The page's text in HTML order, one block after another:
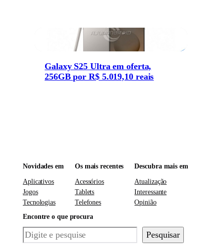
Galaxy S25 Ultra em oferta,
256GB por R$ 5.019,10 reais
Novidades em
Aplicativos
Jogos
Tecnologias
Os mais recentes
Acessórios
Tablets
Telefones
Descubra mais em
Atualização
Interessante
Opinião
Encontre o que procura
Pesquisar Pesquisar